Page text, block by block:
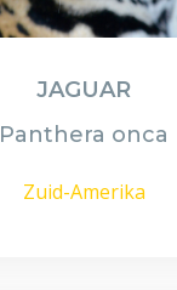
JAGUAR
Panthera onca
Zuid-Amerika